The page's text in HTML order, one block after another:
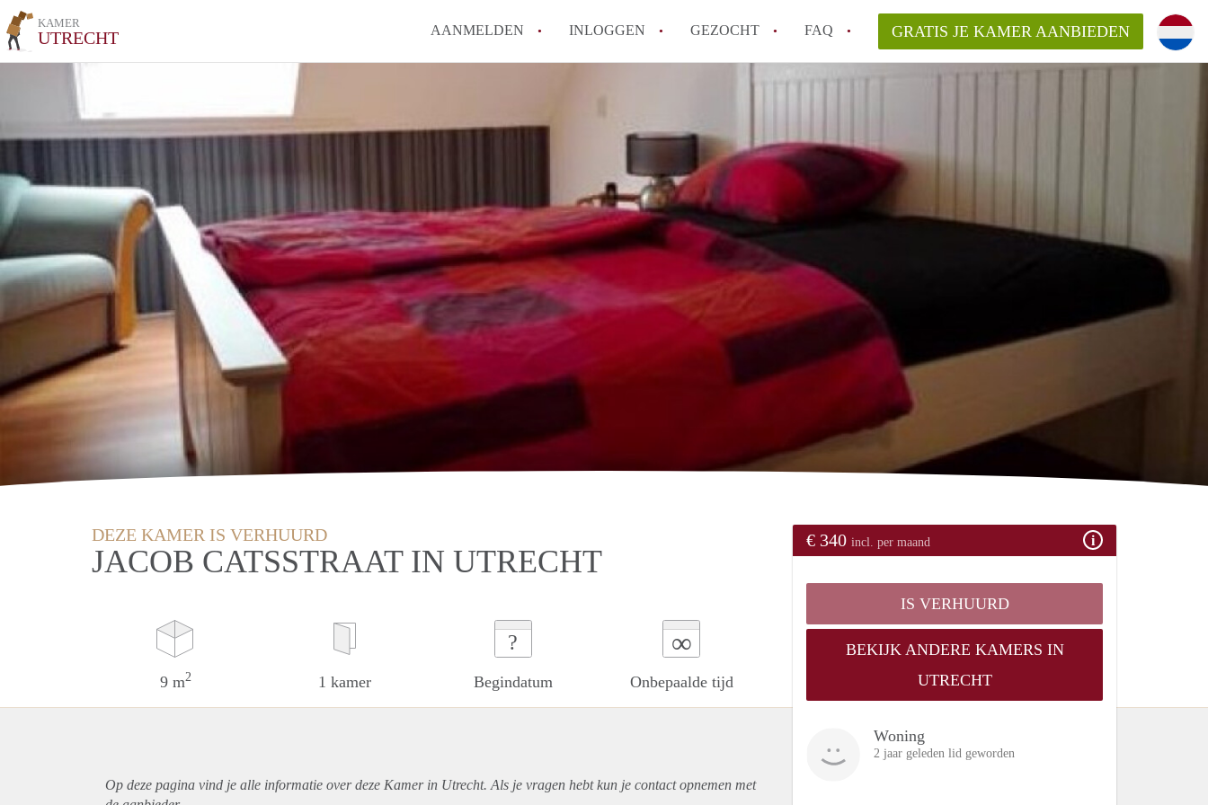
KAMER
UTRECHT AANMELDEN INLOGGEN GEZOCHT FAQ
Tips: om in Utrecht een kamer te vinden!
Hoe werkt Kamers Utrecht
How to translate KamersUtrecht!
Alle veelgestelde vragen
GRATIS JE KAMER AANBIEDEN
DEZE KAMER IS VERHUURD
JACOB CATSSTRAAT IN UTRECHT
9 m2 1 kamer
?
Begindatum
∞
Onbepaalde tijd
€ 340 incl. per maand
IS VERHUURD
BEKIJK ANDERE KAMERS IN
UTRECHT
Woning
2 jaar geleden lid geworden
Op deze pagina vind je alle informatie over deze Kamer in Utrecht. Als je vragen hebt kun je contact opnemen met